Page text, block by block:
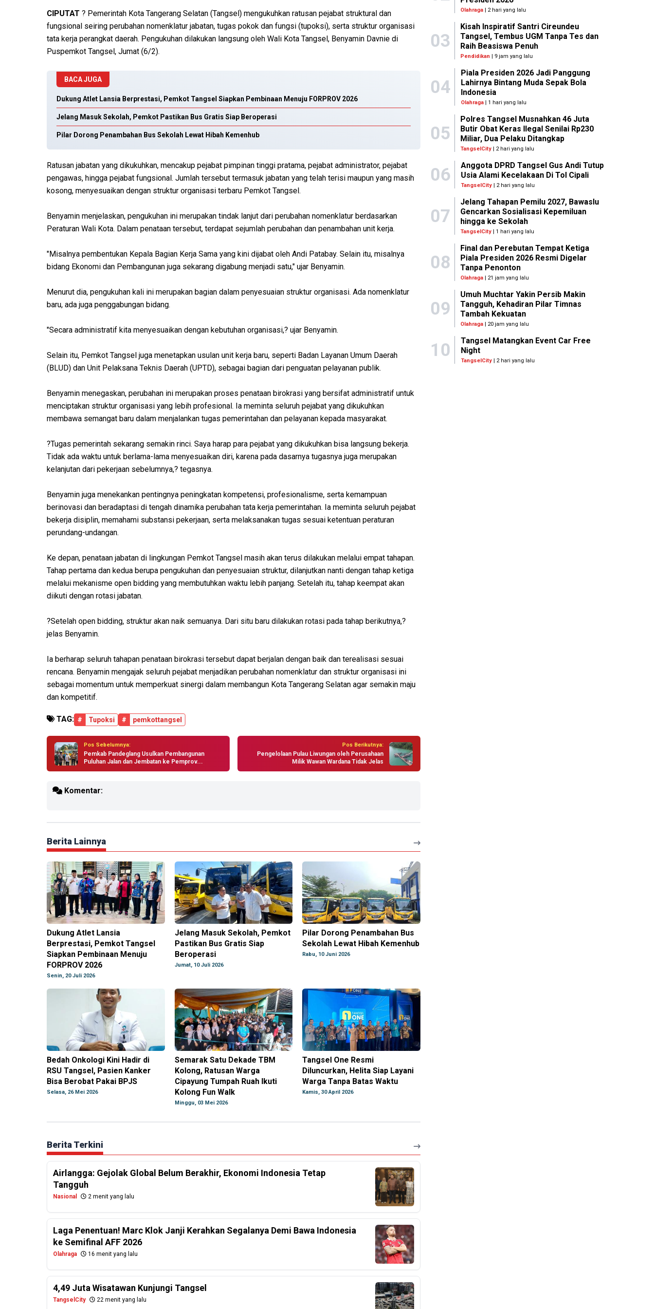
CIPUTAT ? Pemerintah Kota Tangerang Selatan (Tangsel) mengukuhkan ratusan pejabat struktural dan
fungsional seiring perubahan nomenklatur jabatan, tugas pokok dan fungsi (tupoksi), serta struktur organisasi
tata kerja perangkat daerah. Pengukuhan dilakukan langsung oleh Wali Kota Tangsel, Benyamin Davnie di
Puspemkot Tangsel, Jumat (6/2).
BACA JUGA
Dukung Atlet Lansia Berprestasi, Pemkot Tangsel Siapkan Pembinaan Menuju FORPROV 2026
Jelang Masuk Sekolah, Pemkot Pastikan Bus Gratis Siap Beroperasi
Pilar Dorong Penambahan Bus Sekolah Lewat Hibah Kemenhub
Ratusan jabatan yang dikukuhkan, mencakup pejabat pimpinan tinggi pratama, pejabat administrator, pejabat
pengawas, hingga pejabat fungsional. Jumlah tersebut termasuk jabatan yang telah terisi maupun yang masih
kosong, menyesuaikan dengan struktur organisasi terbaru Pemkot Tangsel.
Benyamin menjelaskan, pengukuhan ini merupakan tindak lanjut dari perubahan nomenklatur berdasarkan
Peraturan Wali Kota. Dalam penataan tersebut, terdapat sejumlah perubahan dan penambahan unit kerja.
"Misalnya pembentukan Kepala Bagian Kerja Sama yang kini dijabat oleh Andi Patabay. Selain itu, misalnya
bidang Ekonomi dan Pembangunan juga sekarang digabung menjadi satu," ujar Benyamin.
Menurut dia, pengukuhan kali ini merupakan bagian dalam penyesuaian struktur organisasi. Ada nomenklatur
baru, ada juga penggabungan bidang.
"Secara administratif kita menyesuaikan dengan kebutuhan organisasi,? ujar Benyamin.
Selain itu, Pemkot Tangsel juga menetapkan usulan unit kerja baru, seperti Badan Layanan Umum Daerah
(BLUD) dan Unit Pelaksana Teknis Daerah (UPTD), sebagai bagian dari penguatan pelayanan publik.
Benyamin menegaskan, perubahan ini merupakan proses penataan birokrasi yang bersifat administratif untuk
menciptakan struktur organisasi yang lebih profesional. Ia meminta seluruh pejabat yang dikukuhkan
membawa semangat baru dalam menjalankan tugas pemerintahan dan pelayanan kepada masyarakat.
?Tugas pemerintah sekarang semakin rinci. Saya harap para pejabat yang dikukuhkan bisa langsung bekerja.
Tidak ada waktu untuk berlama-lama menyesuaikan diri, karena pada dasarnya tugasnya juga merupakan
kelanjutan dari pekerjaan sebelumnya,? tegasnya.
Benyamin juga menekankan pentingnya peningkatan kompetensi, profesionalisme, serta kemampuan
berinovasi dan beradaptasi di tengah dinamika perubahan tata kerja pemerintahan. Ia meminta seluruh pejabat
bekerja disiplin, memahami substansi pekerjaan, serta melaksanakan tugas sesuai ketentuan peraturan
perundang-undangan.
Ke depan, penataan jabatan di lingkungan Pemkot Tangsel masih akan terus dilakukan melalui empat tahapan.
Tahap pertama dan kedua berupa pengukuhan dan penyesuaian struktur, dilanjutkan nanti dengan tahap ketiga
melalui mekanisme open bidding yang membutuhkan waktu lebih panjang. Setelah itu, tahap keempat akan
diikuti dengan rotasi jabatan.
?Setelah open bidding, struktur akan naik semuanya. Dari situ baru dilakukan rotasi pada tahap berikutnya,?
jelas Benyamin.
Ia berharap seluruh tahapan penataan birokrasi tersebut dapat berjalan dengan baik dan terealisasi sesuai
rencana. Benyamin mengajak seluruh pejabat menjadikan perubahan nomenklatur dan struktur organisasi ini
sebagai momentum untuk memperkuat sinergi dalam membangun Kota Tangerang Selatan agar semakin maju
dan kompetitif.
TAG: # Tupoksi # pemkottangsel
Pos Sebelumnya:
Pemkab Pandeglang Usulkan Pembangunan
Puluhan Jalan dan Jembatan ke Pemprov...
Pos Berikutnya:
Pengelolaan Pulau Liwungan oleh Perusahaan
Milik Wawan Wardana Tidak Jelas
Komentar:
Berita Lainnya
Dukung Atlet Lansia
Berprestasi, Pemkot Tangsel
Siapkan Pembinaan Menuju
FORPROV 2026
Senin, 20 Juli 2026
Jelang Masuk Sekolah, Pemkot
Pastikan Bus Gratis Siap
Beroperasi
Jumat, 10 Juli 2026
Pilar Dorong Penambahan Bus
Sekolah Lewat Hibah Kemenhub
Rabu, 10 Juni 2026
Bedah Onkologi Kini Hadir di
RSU Tangsel, Pasien Kanker
Bisa Berobat Pakai BPJS
Selasa, 26 Mei 2026
Semarak Satu Dekade TBM
Kolong, Ratusan Warga
Cipayung Tumpah Ruah Ikuti
Kolong Fun Walk
Minggu, 03 Mei 2026
Tangsel One Resmi
Diluncurkan, Helita Siap Layani
Warga Tanpa Batas Waktu
Kamis, 30 April 2026
Berita Terkini
Airlangga: Gejolak Global Belum Berakhir, Ekonomi Indonesia Tetap
Tangguh
Nasional 2 menit yang lalu
Laga Penentuan! Marc Klok Janji Kerahkan Segalanya Demi Bawa Indonesia
ke Semifinal AFF 2026
Olahraga 16 menit yang lalu
4,49 Juta Wisatawan Kunjungi Tangsel
TangselCity 22 menit yang lalu
Olahraga | 2 hari yang lalu
03
Kisah Inspiratif Santri Cireundeu
Tangsel, Tembus UGM Tanpa Tes dan
Raih Beasiswa Penuh
Pendidikan | 9 jam yang lalu
04
Piala Presiden 2026 Jadi Panggung
Lahirnya Bintang Muda Sepak Bola
Indonesia
Olahraga| 1 hari yang lalu
05
Polres Tangsel Musnahkan 46 Juta
Butir Obat Keras Ilegal Senilai Rp230
Miliar, Dua Pelaku Ditangkap
TangselCity | 2 hari yang lalu
06
Anggota DPRD Tangsel Gus Andi Tutup
Usia Alami Kecelakaan Di Tol Cipali
TangselCity| 2 hari yang lalu
07
Jelang Tahapan Pemilu 2027, Bawaslu
Gencarkan Sosialisasi Kepemiluan
hingga ke Sekolah
TangselCity | 1 hari yang lalu
08
Final dan Perebutan Tempat Ketiga
Piala Presiden 2026 Resmi Digelar
Tanpa Penonton
Olahraga | 21 jam yang lalu
09
Umuh Muchtar Yakin Persib Makin
Tangguh, Kehadiran Pilar Timnas
Tambah Kekuatan
Olahraga | 20 jam yang lalu
10
Tangsel Matangkan Event Car Free
Night
TangselCity| 2 hari yang lalu